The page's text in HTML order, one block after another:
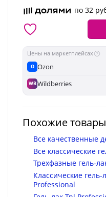
по 32
Цены на маркетплейсах
O Ozon
WBWildberries
Похожие товары
Все качественные
Все классические
Трехфазные гель-
Классические гель-
Professional